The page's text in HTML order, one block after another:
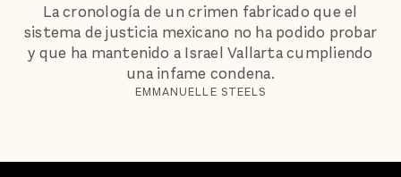
La cronología de un crimen fabricado que el
sistema de justicia mexicano no ha podido probar
y que ha mantenido a Israel Vallarta cumpliendo
una infame condena.
EMMANUELLE STEELS